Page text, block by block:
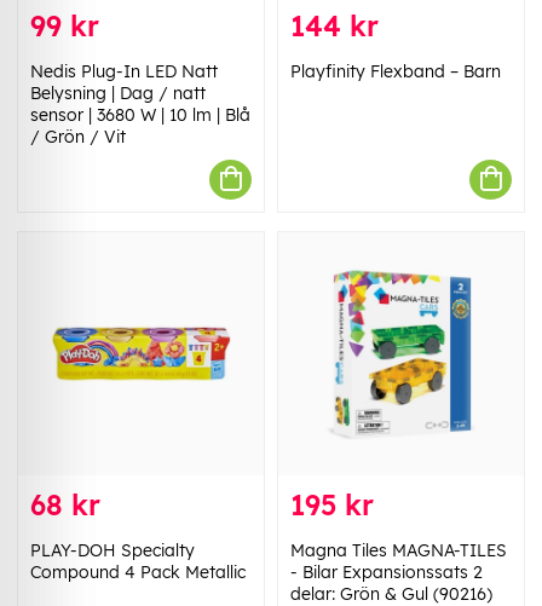
99 kr
Nedis Plug-In LED Natt
Belysning | Dag / natt
sensor | 3680 W | 10 lm | Blå
/ Grön / Vit
144 kr
Playfinity Flexband – Barn
68 kr
PLAY-DOH Specialty
Compound 4 Pack Metallic
195 kr
Magna Tiles MAGNA-TILES
- Bilar Expansionssats 2
delar: Grön & Gul (90216)